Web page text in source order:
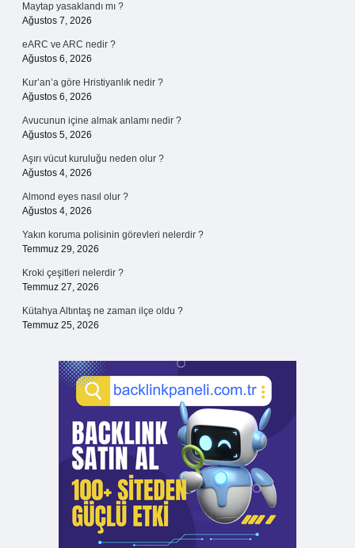
Maytap yasaklandı mı ?
Ağustos 7, 2026
eARC ve ARC nedir ?
Ağustos 6, 2026
Kur’an’a göre Hristiyanlık nedir ?
Ağustos 6, 2026
Avucunun içine almak anlamı nedir ?
Ağustos 5, 2026
Aşırı vücut kuruluğu neden olur ?
Ağustos 4, 2026
Almond eyes nasıl olur ?
Ağustos 4, 2026
Yakın koruma polisinin görevleri nelerdir ?
Temmuz 29, 2026
Kroki çeşitleri nelerdir ?
Temmuz 27, 2026
Kütahya Altıntaş ne zaman ilçe oldu ?
Temmuz 25, 2026